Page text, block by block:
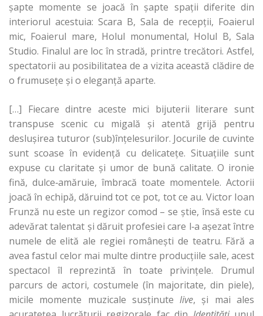
şapte momente se joacă în şapte spaţii diferite din
interiorul acestuia: Scara B, Sala de recepţii, Foaierul
mic, Foaierul mare, Holul monumental, Holul B, Sala
Studio. Finalul are loc în stradă, printre trecători. Astfel,
spectatorii au posibilitatea de a vizita această clădire de
o frumuseţe şi o eleganţă aparte.
[…] Fiecare dintre aceste mici bijuterii literare sunt
transpuse scenic cu migală şi atentă grijă pentru
desluşirea tuturor (sub)înţelesurilor. Jocurile de cuvinte
sunt scoase în evidenţă cu delicateţe. Situaţiile sunt
expuse cu claritate şi umor de bună calitate. O ironie
fină, dulce‑amăruie, îmbracă toate momentele. Actorii
joacă în echipă, dăruind tot ce pot, tot ce au. Victor Ioan
Frunză nu este un regizor comod – se ştie, însă este cu
adevărat talentat şi dăruit profesiei care l‑a aşezat între
numele de elită ale regiei româneşti de teatru. Fără a
avea fastul celor mai multe dintre producţiile sale, acest
spectacol îl reprezintă în toate privinţele. Drumul
parcurs de actori, costumele (în majoritate, din piele),
micile momente muzicale susţinutelive, şi mai ales